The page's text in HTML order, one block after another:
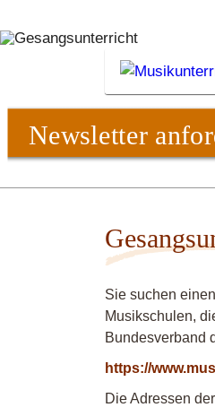
Newsletter
Sie suchen
Musikschulen,
Bundesverband
https://
Die Adressen